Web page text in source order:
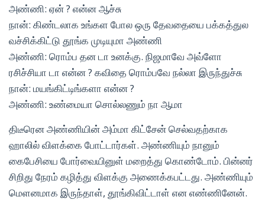
அண்ணி: ஏன் ? என்ன ஆச்சு
நான்: கிண்டலாக உங்கள போல ஒரு தேவதையை பக்கத்துல
வச்சிக்கிட்டு தூங்க முடியுமா அண்ணி
அண்ணி: ரொம்ப தன டா உனக்கு. நிஜமாவே அவ்ளோ
ரசிச்சியா டா என்ன ? கவிதை ரொம்பவே நல்லா இருந்துச்சு
நான்: மயங்கிட்டிங்களா என்ன ?
அண்ணி: உண்மையா சொல்லணும் நா ஆமா
திடீரென அண்ணியின் அம்மா கிட்சேன் செல்வதற்காக
ஹாலில் விளக்கை போட்டார்கள். அண்ணியும் நானும்
கைபேசியை போர்வையினுள் மறைத்து கொண்டோம். பின்னர்
சிறிது நேரம் கழித்து விளக்கு அணைக்கபட்டது. அண்ணியும்
மெளனமாக இருந்தாள், தூங்கிவிட்டாள் என எண்ணினேன்.